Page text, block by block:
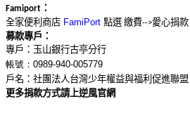
Famiport ：
全家便利商店 FamiPort 點選繳費-->愛心捐款
募款專戶：
專戶：玉山銀行古亭分行
帳號：0989-940-005779
戶名：社團法人台灣少年權益與福利促進聯盟
更多捐款方式請上逆風官網